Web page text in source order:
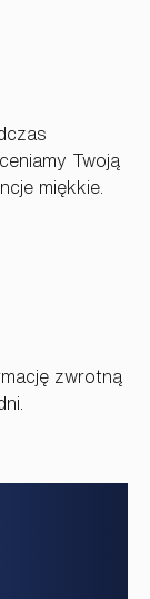
Twoją
miękkie.
zwrotną